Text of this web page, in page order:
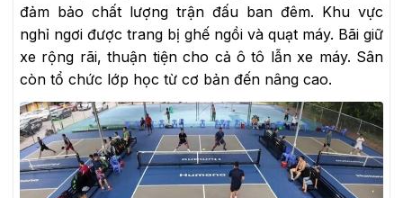
đảm bảo chất lượng trận đấu ban đêm. Khu vực
nghỉ ngơi được trang bị ghế ngồi và quạt máy. Bãi giữ
xe rộng rãi, thuận tiện cho cả ô tô lẫn xe máy. Sân
còn tổ chức lớp học từ cơ bản đến nâng cao.